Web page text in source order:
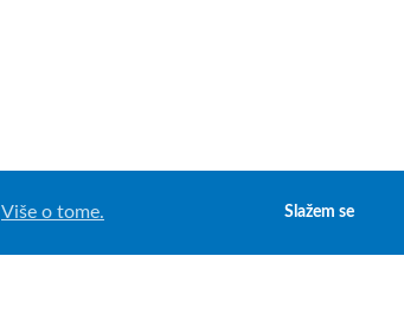
Više o tome. Slažem se